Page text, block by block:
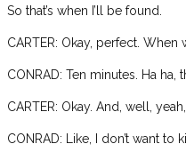
So that’s when I’ll be found.
CARTER: Okay, perfect.
CONRAD: Ten minutes. Ha ha,
CARTER: Okay. And, well,
CONRAD: Like, I don’t want to